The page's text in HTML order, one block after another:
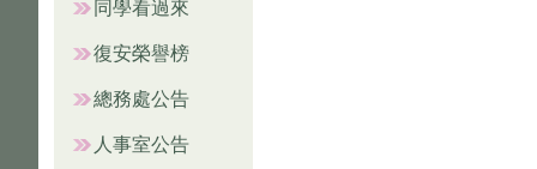
同學看過來
復安榮譽榜
總務處公告
人事室公告